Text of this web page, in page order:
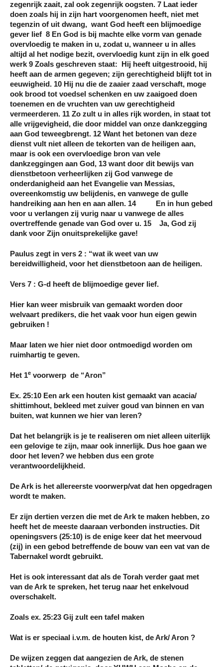
zegenrijk zaait, zal ook zegenrijk oogsten. 7 Laat ieder
doen zoals hij in zijn hart voorgenomen heeft, niet met
tegenzin of uit dwang, want God heeft een blijmoedige
gever lief 8 En God is bij machte elke vorm van genade
overvloedig te maken in u, zodat u, wanneer u in alles
altijd al het nodige bezit, overvloedig kunt zijn in elk goed
werk 9 Zoals geschreven staat: Hij heeft uitgestrooid, hij
heeft aan de armen gegeven; zijn gerechtigheid blijft tot in
eeuwigheid. 10 Hij nu die de zaaier zaad verschaft, moge
ook brood tot voedsel schenken en uw zaaigoed doen
toenemen en de vruchten van uw gerechtigheid
vermeerderen. 11 Zo zult u in alles rijk worden, in staat tot
alle vrijgevigheid, die door middel van onze dankzegging
aan God teweegbrengt. 12 Want het betonen van deze
dienst vult niet alleen de tekorten van de heiligen aan,
maar is ook een overvloedige bron van vele
dankzeggingen aan God, 13 want door dit bewijs van
dienstbetoon verheerlijken zij God vanwege de
onderdanigheid aan het Evangelie van Messias,
overeenkomstig uw belijdenis, en vanwege de gulle
handreiking aan hen en aan allen. 14 En in hun gebed
voor u verlangen zij vurig naar u vanwege de alles
overtreffende genade van God over u. 15 Ja, God zij
dank voor Zijn onuitsprekelijke gave!
Paulus zegt in vers 2 : “wat ik weet van uw
bereidwilligheid, voor het dienstbetoon aan de heiligen.
Vers 7 : G-d heeft de blijmoedige gever lief.
Hier kan weer misbruik van gemaakt worden door
welvaart predikers, die het vaak voor hun eigen gewin
gebruiken !
Maar laten we hier niet door ontmoedigd worden om
ruimhartig te geven.
Het 1e voorwerp de “Aron”
Ex. 25:10 Een ark een houten kist gemaakt van acacia/
shittimhout, bekleed met zuiver goud van binnen en van
buiten, wat kunnen we hier van leren?
Dat het belangrijk is je te realiseren om niet alleen uiterlijk
een gelovige te zijn, maar ook innerlijk. Dus hoe gaan we
door het leven? we hebben dus een grote
verantwoordelijkheid.
De Ark is het allereerste voorwerp/vat dat hen opgedragen
wordt te maken.
Er zijn dertien verzen die met de Ark te maken hebben, zo
heeft het de meeste daaraan verbonden instructies. Dit
openingsvers (25:10) is de enige keer dat het meervoud
(zij) in een gebod betreffende de bouw van een vat van de
Tabernakel wordt gebruikt.
Het is ook interessant dat als de Torah verder gaat met
van de Ark te spreken, het terug naar het enkelvoud
overschakelt.
Zoals ex. 25:23 Gij zult een tafel maken
Wat is er speciaal i.v.m. de houten kist, de Ark/ Aron ?
De wijzen zeggen dat aangezien de Ark, de stenen